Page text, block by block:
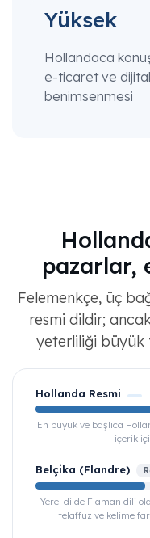
Yüksek
Hollandaca
e-ticaret ve
benimsenmesi
pazarlar,
Felemenkçe, üç
resmi dildir;
yeterliliği büyük
Hollanda Resmi
En büyük ve başlıca
içerik
Belçika (Flandre)
Yerel dilde Flaman dili
telaffuz ve kelime